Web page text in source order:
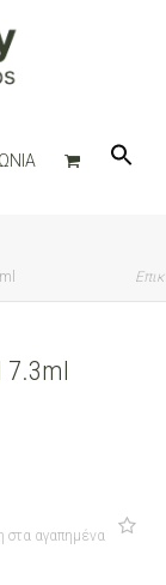
7.3ml
στα αγαπημένα